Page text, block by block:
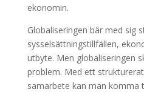
ekonomin.
Globaliseringen bär med sig
sysselsättningstillfällen,
utbyte. Men globaliseringen
problem. Med ett
samarbete kan man komma